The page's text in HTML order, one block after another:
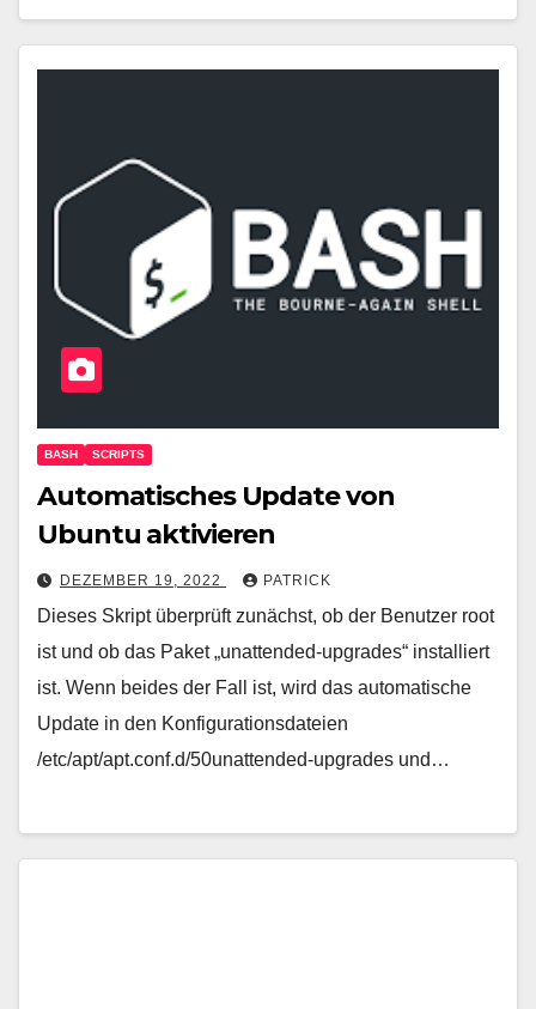
BASH SCRIPTS
Automatisches Update von
Ubuntu aktivieren
DEZEMBER 19, 2022 PATRICK
Dieses Skript überprüft zunächst, ob der Benutzer root
ist und ob das Paket „unattended-upgrades“ installiert
ist. Wenn beides der Fall ist, wird das automatische
Update in den Konfigurationsdateien
/etc/apt/apt.conf.d/50unattended-upgrades und…